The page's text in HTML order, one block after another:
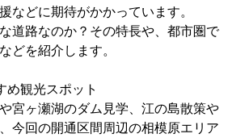
などに期待がかかっています。
道路なのか？その特長や、都市圏で
どを紹介します。
め観光スポット
宮ヶ瀬湖のダム見学、江の島散策や
今回の開通区間周辺の相模原エリア